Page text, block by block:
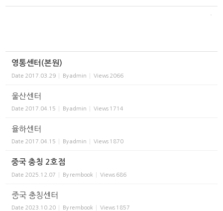
영통센터(본원)
Date 2017.03.29 By admin Views 2066
울산센터
Date 2017.04.15 By admin Views 1714
율하센터
Date 2017.04.15 By admin Views 1870
중국 충칭 2호점
Date 2025.12.07 By rembook Views 686
중국 충칭센터
Date 2023.10.20 By rembook Views 1857